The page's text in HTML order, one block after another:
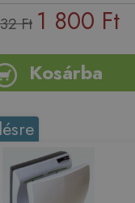
Ft 1 800 Ft
Kosárba